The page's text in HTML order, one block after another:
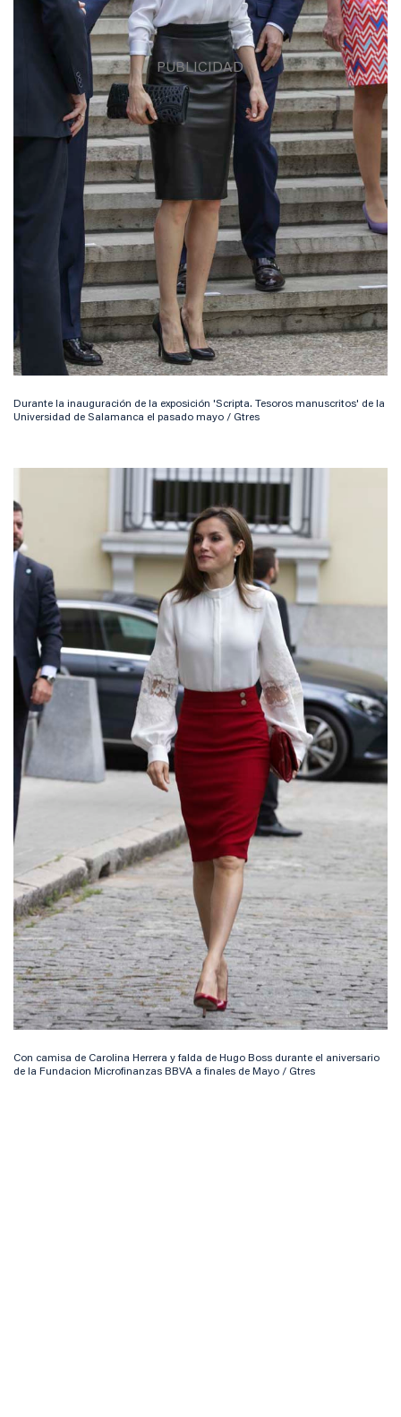
Durante la inauguración de la exposición 'Scripta. Tesoros manuscritos' de la
Universidad de Salamanca el pasado mayo / Gtres
Con camisa de Carolina Herrera y falda de Hugo Boss durante el aniversario
de la Fundacion Microfinanzas BBVA a finales de Mayo / Gtres